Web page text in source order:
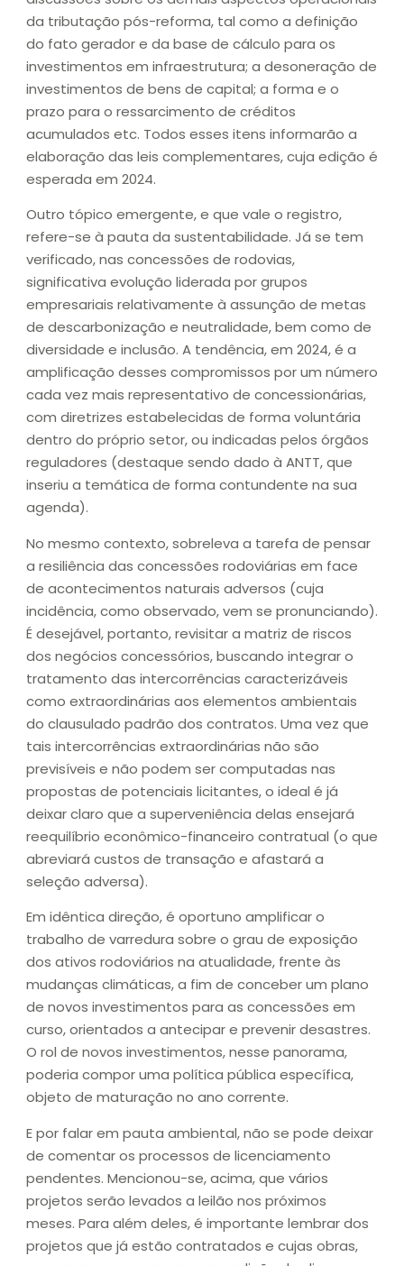
da tributação pós-reforma, tal como a definição
do fato gerador e da base de cálculo para os
investimentos em infraestrutura; a desoneração de
investimentos de bens de capital; a forma e o
prazo para o ressarcimento de créditos
acumulados etc. Todos esses itens informarão a
elaboração das leis complementares, cuja edição é
esperada em 2024.
Outro tópico emergente, e que vale o registro,
refere-se à pauta da sustentabilidade. Já se tem
verificado, nas concessões de rodovias,
significativa evolução liderada por grupos
empresariais relativamente à assunção de metas
de descarbonização e neutralidade, bem como de
diversidade e inclusão. A tendência, em 2024, é a
amplificação desses compromissos por um número
cada vez mais representativo de concessionárias,
com diretrizes estabelecidas de forma voluntária
dentro do próprio setor, ou indicadas pelos órgãos
reguladores (destaque sendo dado à ANTT, que
inseriu a temática de forma contundente na sua
agenda).
No mesmo contexto, sobreleva a tarefa de pensar
a resiliência das concessões rodoviárias em face
de acontecimentos naturais adversos (cuja
incidência, como observado, vem se pronunciando).
É desejável, portanto, revisitar a matriz de riscos
dos negócios concessórios, buscando integrar o
tratamento das intercorrências caracterizáveis
como extraordinárias aos elementos ambientais
do clausulado padrão dos contratos. Uma vez que
tais intercorrências extraordinárias não são
previsíveis e não podem ser computadas nas
propostas de potenciais licitantes, o ideal é já
deixar claro que a superveniência delas ensejará
reequilíbrio econômico-financeiro contratual (o que
abreviará custos de transação e afastará a
seleção adversa).
Em idêntica direção, é oportuno amplificar o
trabalho de varredura sobre o grau de exposição
dos ativos rodoviários na atualidade, frente às
mudanças climáticas, a fim de conceber um plano
de novos investimentos para as concessões em
curso, orientados a antecipar e prevenir desastres.
O rol de novos investimentos, nesse panorama,
poderia compor uma política pública específica,
objeto de maturação no ano corrente.
E por falar em pauta ambiental, não se pode deixar
de comentar os processos de licenciamento
pendentes. Mencionou-se, acima, que vários
projetos serão levados a leilão nos próximos
meses. Para além deles, é importante lembrar dos
projetos que já estão contratados e cujas obras,